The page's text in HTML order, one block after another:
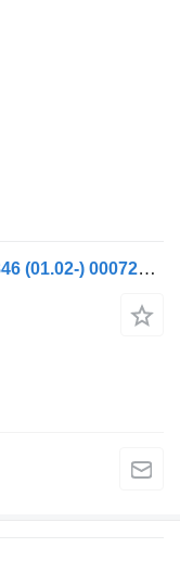
Mercedes-Benz Actros MP2/MP3 1846 (01.02-) 0007250107 Türgriff für Mercedes-Benz Actros, Axor MP1, MP2, MP3 (1996-2014) Sattelzugmaschine